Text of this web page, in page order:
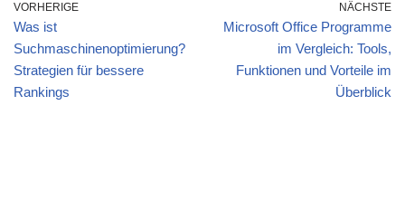
VORHERIGE
Was ist
Suchmaschinenoptimierung?
Strategien für bessere
Rankings
NÄCHSTE
Microsoft Office Programme
im Vergleich: Tools,
Funktionen und Vorteile im
Überblick